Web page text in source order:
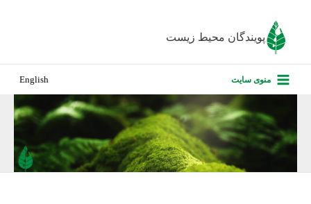
پویندگان محیط زیست
منوی سایت English
درباره ما
پروژه‌های
تماس با ما